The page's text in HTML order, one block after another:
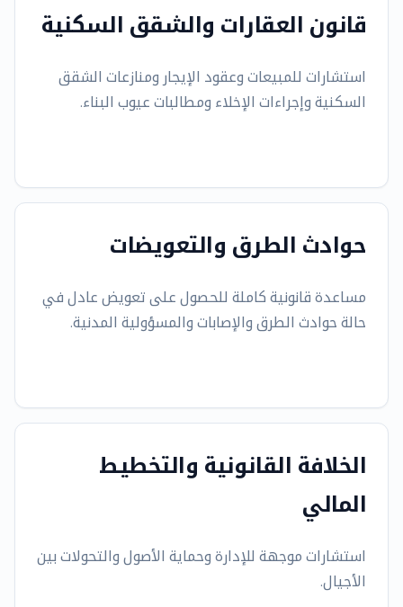
قانون العقارات والشقق السكنية
استشارات للمبيعات وعقود الإيجار ومنازعات الشقق
السكنية وإجراءات الإخلاء ومطالبات عيوب البناء.
حوادث الطرق والتعويضات
مساعدة قانونية كاملة للحصول على تعويض عادل في
حالة حوادث الطرق والإصابات والمسؤولية المدنية.
الخلافة القانونية والتخطيط
المالي
استشارات موجهة للإدارة وحماية الأصول والتحولات بين
الأجيال.